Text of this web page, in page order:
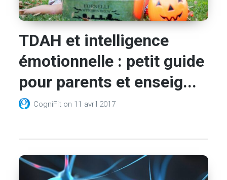
TDAH et intelligence
émotionnelle : petit guide
pour parents et enseig...
CogniFit on 11 avril 2017